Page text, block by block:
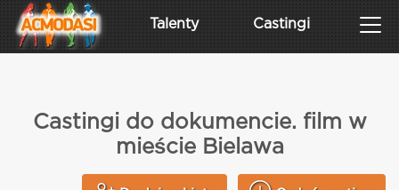
Talenty Castingi
Castingi do dokumencie. film w
mieście Bielawa